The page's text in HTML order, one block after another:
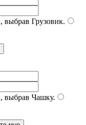
выбрав Грузовик.
выбрав Чашку.